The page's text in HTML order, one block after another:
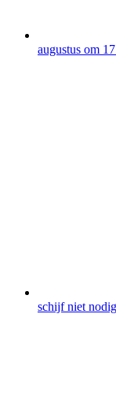
augustus om
schijf niet